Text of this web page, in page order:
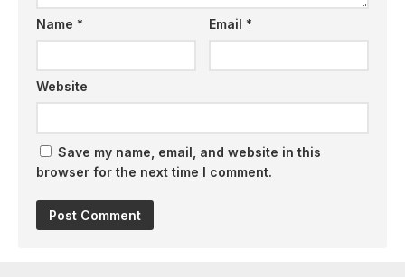
Name * Email*
Website
Save my name, email, and website in this
browser for the next time I comment.